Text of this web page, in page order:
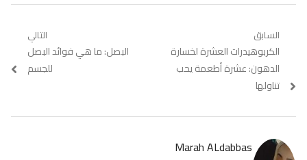
تصفّح
المقالات
السابق
Previous
post:
الكربوهيدرات العشرة لخسارة
الدهون: عشرة أطعمة يحب
تناولها
التالي
Next
البصل: ما هي فوائد البصل
للجسم
Marah ALdabbas